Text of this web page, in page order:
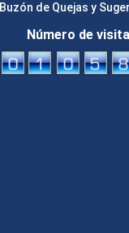
Buzón de Quejas y
Número de